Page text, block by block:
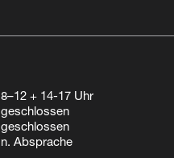
8–12 + 14-17 Uhr
geschlossen
geschlossen
n. Absprache